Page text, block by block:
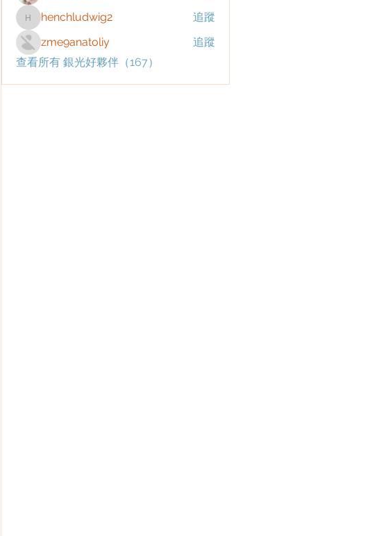
henchludwig2
henchludwig2
追蹤
zme9anatoliy
追蹤
查看所有 銀光好夥伴（167）